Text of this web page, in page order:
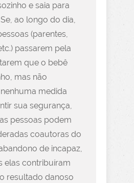
e saia para
ao longo do dia,
(parentes,
passarem pela
que o bebê
mas não
medida
sua segurança,
pessoas podem
coautoras do
de incapaz,
elas contribuíram
resultado danoso